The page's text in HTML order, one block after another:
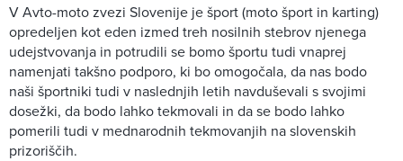
V Avto-moto zvezi Slovenije je šport (moto šport in karting)
opredeljen kot eden izmed treh nosilnih stebrov njenega
udejstvovanja in potrudili se bomo športu tudi vnaprej
namenjati takšno podporo, ki bo omogočala, da nas bodo
naši športniki tudi v naslednjih letih navduševali s svojimi
dosežki, da bodo lahko tekmovali in da se bodo lahko
pomerili tudi v mednarodnih tekmovanjih na slovenskih
prizoriščih.